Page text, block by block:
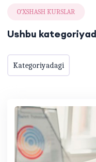
O‘XSHASH KURSLAR
Ushbu
Kategoriyadagi